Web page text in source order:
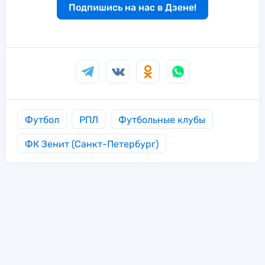
Подпишись на нас в Дзене!
Футбол РПЛ Футбольные клубы
ФК Зенит (Санкт-Петербург)